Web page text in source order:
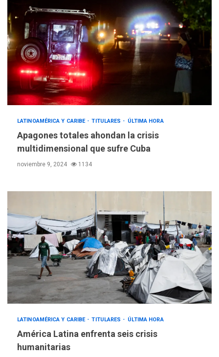
LATINOAMÉRICA Y CARIBE TITULARES ÚLTIMA HORA
Apagones totales ahondan la crisis
multidimensional que sufre Cuba
noviembre 9, 2024 1134
LATINOAMÉRICA Y CARIBE TITULARES ÚLTIMA HORA
América Latina enfrenta seis crisis
humanitarias